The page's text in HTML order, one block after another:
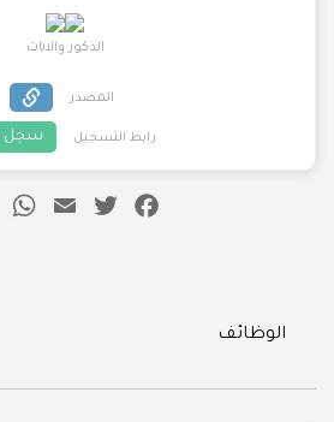
الذكور والاناث
المصدر
رابط التسجيل سجل
Facebook
Twitter
Email
Categories
الوظائف